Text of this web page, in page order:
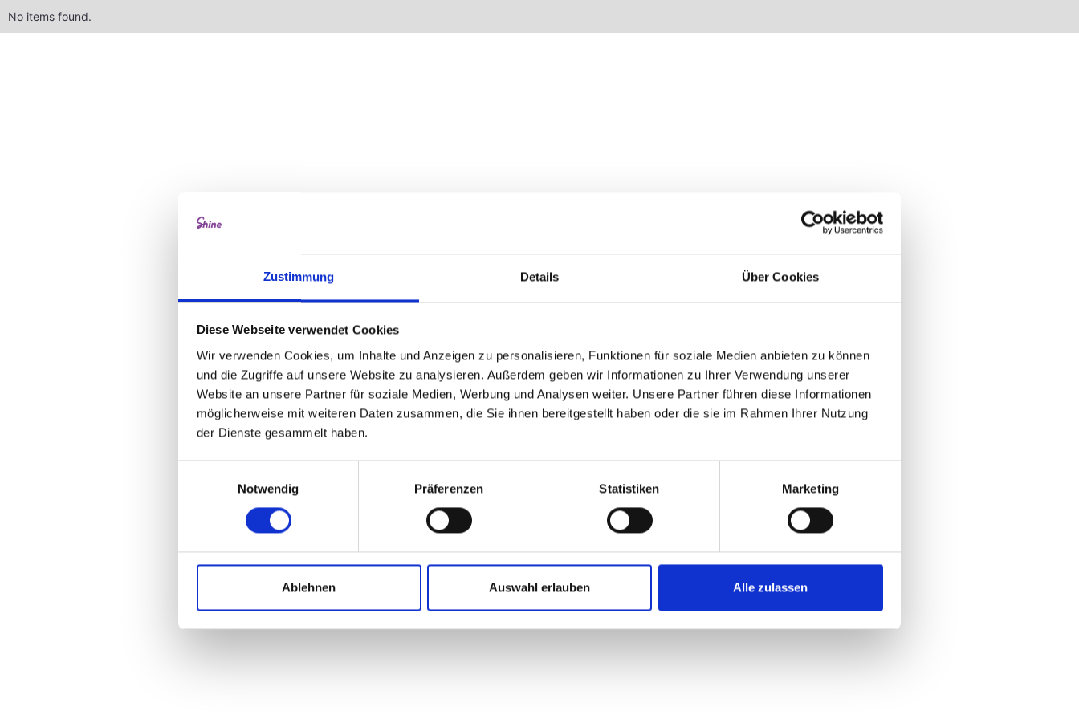
Zustimmung Details Über Cookies
Diese Webseite verwendet Cookies
Wir verwenden Cookies, um Inhalte und Anzeigen zu personalisieren, Funktionen für soziale Medien anbieten zu können
und die Zugriffe auf unsere Website zu analysieren. Außerdem geben wir Informationen zu Ihrer Verwendung unserer
Website an unsere Partner für soziale Medien, Werbung und Analysen weiter. Unsere Partner führen diese Informationen
möglicherweise mit weiteren Daten zusammen, die Sie ihnen bereitgestellt haben oder die sie im Rahmen Ihrer Nutzung
der Dienste gesammelt haben.
Notwendig
Präferenzen Statistiken Marketing
Ablehnen Auswahl erlauben Alle zulassen
No items found.